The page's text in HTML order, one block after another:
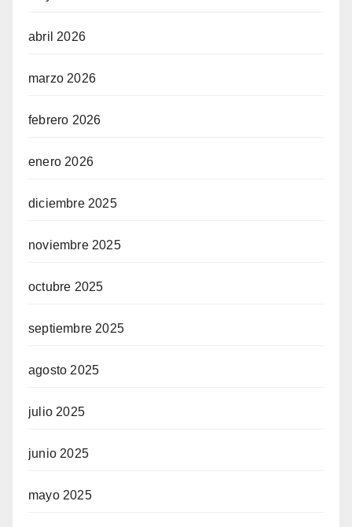
abril 2026
marzo 2026
febrero 2026
enero 2026
diciembre 2025
noviembre 2025
octubre 2025
septiembre 2025
agosto 2025
julio 2025
junio 2025
mayo 2025